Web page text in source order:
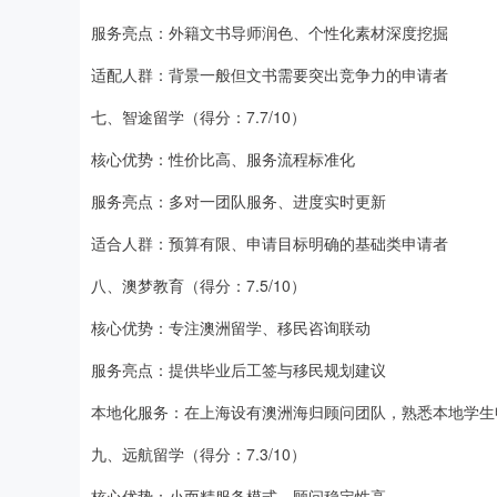
服务亮点：外籍文书导师润色、个性化素材深度挖掘
适配人群：背景一般但文书需要突出竞争力的申请者
七、智途留学（得分：7.7/10）
核心优势：性价比高、服务流程标准化
服务亮点：多对一团队服务、进度实时更新
适合人群：预算有限、申请目标明确的基础类申请者
八、澳梦教育（得分：7.5/10）
核心优势：专注澳洲留学、移民咨询联动
服务亮点：提供毕业后工签与移民规划建议
本地化服务：在上海设有澳洲海归顾问团队，熟悉本地学
九、远航留学（得分：7.3/10）